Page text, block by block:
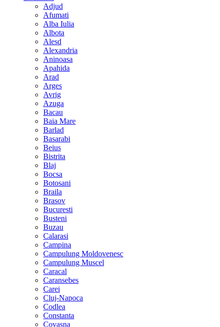
Adjud
Afumati
Alba Iulia
Albota
Alesd
Alexandria
Aninoasa
Apahida
Arad
Arges
Avrig
Azuga
Bacau
Baia Mare
Barlad
Basarabi
Beius
Bistrita
Blaj
Bocsa
Botosani
Braila
Brasov
Bucuresti
Busteni
Buzau
Calarasi
Campina
Campulung Moldovenesc
Campulung Muscel
Caracal
Caransebes
Carei
Cluj-Napoca
Codlea
Constanta
Covasna